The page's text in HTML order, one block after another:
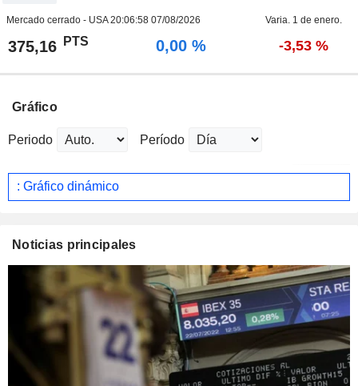
Mercado cerrado - USA20:06:58 07/08/2026 Varia. 1 de enero.
375,16 PTS 0,00 % -3,53 %
Gráfico
Periodo Período
: Gráfico dinámico
Noticias principales